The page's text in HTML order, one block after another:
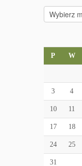
Archiwa
P W
3 4
10 11
17 18
24 25
31